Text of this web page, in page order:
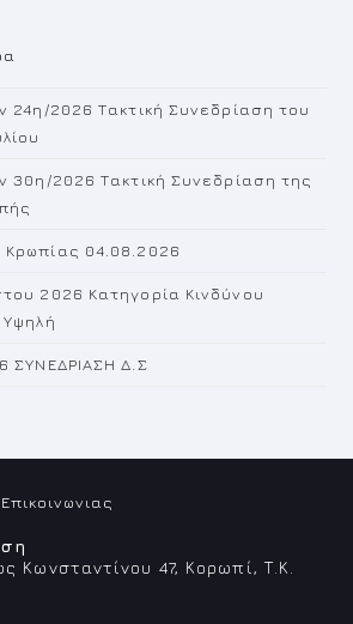
24η/2026 Τακτική Συνεδρίαση του
30η/2026 Τακτική Συνεδρίαση της
04.08.2026
2026 Κατηγορία Κινδύνου
ΣΥΝΕΔΡΙΑΣΗ Δ.Σ
Κωνσταντίνου 47, Κορωπί, Τ.Κ.